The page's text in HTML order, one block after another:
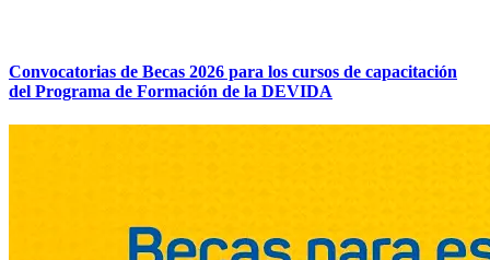
Convocatorias de Becas 2026 para los cursos de capacitación
del Programa de Formación de la DEVIDA